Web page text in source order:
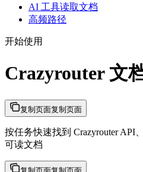
AI 工具读取文档
高频路径
开始使用
Crazyrouter 文
复制页面复制页面
按任务快速找到 Crazyrouter API
可读文档